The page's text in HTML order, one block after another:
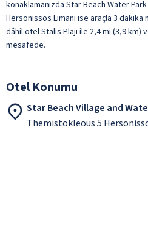
konaklamanızda Star Beach Water
Hersonissos Limanı ise araçla 3
dâhil otel Stalis Plajı ile 2,4 mi (3,9 km)
mesafede.
Otel Konumu
Star Beach Village and
Themistokleous 5